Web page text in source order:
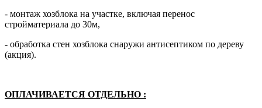
- монтаж хозблока на участке, включая перенос
стройматериала до 30м,
- обработка стен хозблока снаружи антисептиком по дереву
(акция).
ОПЛАЧИВАЕТСЯ ОТДЕЛЬНО :